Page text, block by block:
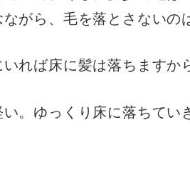
がら、毛を落とさないの
れば床に髪は落ちますか
。ゆっくり床に落ちてい